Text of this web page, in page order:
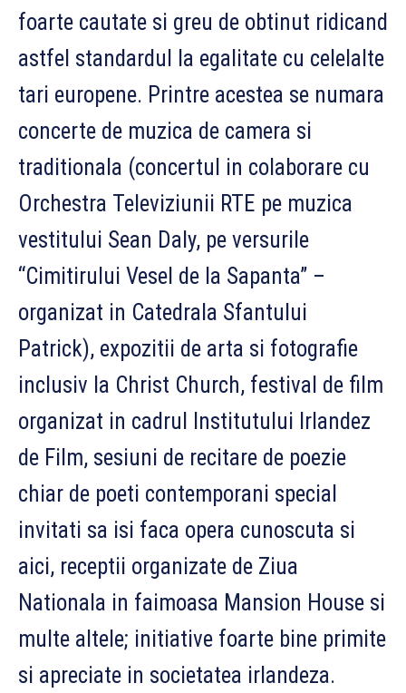
foarte cautate si greu de obtinut ridicand
astfel standardul la egalitate cu celelalte
tari europene. Printre acestea se numara
concerte de muzica de camera si
traditionala (concertul in colaborare cu
Orchestra Televiziunii RTE pe muzica
vestitului Sean Daly, pe versurile
“Cimitirului Vesel de la Sapanta” –
organizat in Catedrala Sfantului
Patrick), expozitii de arta si fotografie
inclusiv la Christ Church, festival de film
organizat in cadrul Institutului Irlandez
de Film, sesiuni de recitare de poezie
chiar de poeti contemporani special
invitati sa isi faca opera cunoscuta si
aici, receptii organizate de Ziua
Nationala in faimoasa Mansion House si
multe altele; initiative foarte bine primite
si apreciate in societatea irlandeza.